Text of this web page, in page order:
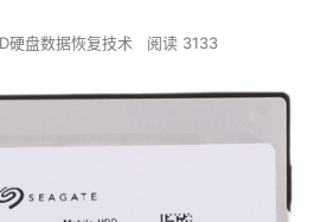
硬盘数据恢复技术 阅读 3133